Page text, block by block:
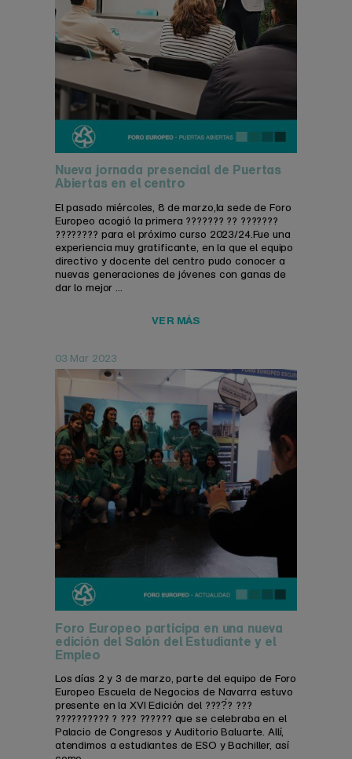
Nueva jornada presencial de Puertas
Abiertas en el centro
El pasado miércoles, 8 de marzo,la sede de Foro
Europeo acogió la primera ??????? ?? ???????
???????? para el próximo curso 2023/24.Fue una
experiencia muy gratificante, en la que el equipo
directivo y docente del centro pudo conocer a
nuevas generaciones de jóvenes con ganas de
dar lo mejor ...
VER MÁS
03 Mar 2023
Foro Europeo participa en una nueva
edición del Salón del Estudiante y el
Empleo
Los días 2 y 3 de marzo, parte del equipo de Foro
Europeo Escuela de Negocios de Navarra estuvo
presente en la XVI Edición del ????́? ???
?????????? ? ??? ?????? que se celebraba en el
Palacio de Congresos y Auditorio Baluarte. Allí,
atendimos a estudiantes de ESO y Bachiller, así